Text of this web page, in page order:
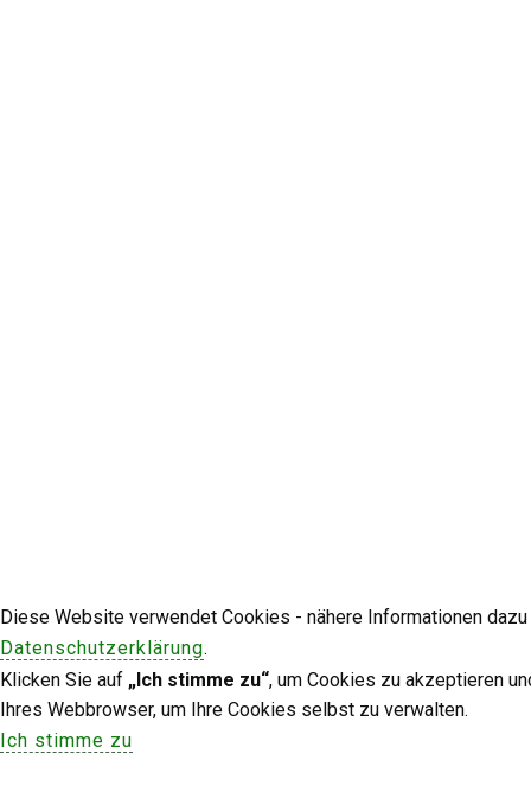
Diese Website verwendet Cookies - nähere Informationen
Datenschutzerklärung.
Klicken Sie auf „Ich stimme zu“, um Cookies zu akzeptieren
Ihres Webbrowser, um Ihre Cookies selbst zu verwalten.
Ich stimme zu